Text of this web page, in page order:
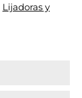
Lijadoras y